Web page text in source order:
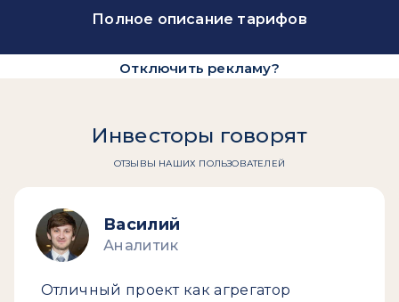
Полное описание тарифов
Отключить рекламу?
Инвесторы говорят
ОТЗЫВЫ НАШИХ ПОЛЬЗОВАТЕЛЕЙ
Василий
Аналитик
Отличный проект как агрегатор